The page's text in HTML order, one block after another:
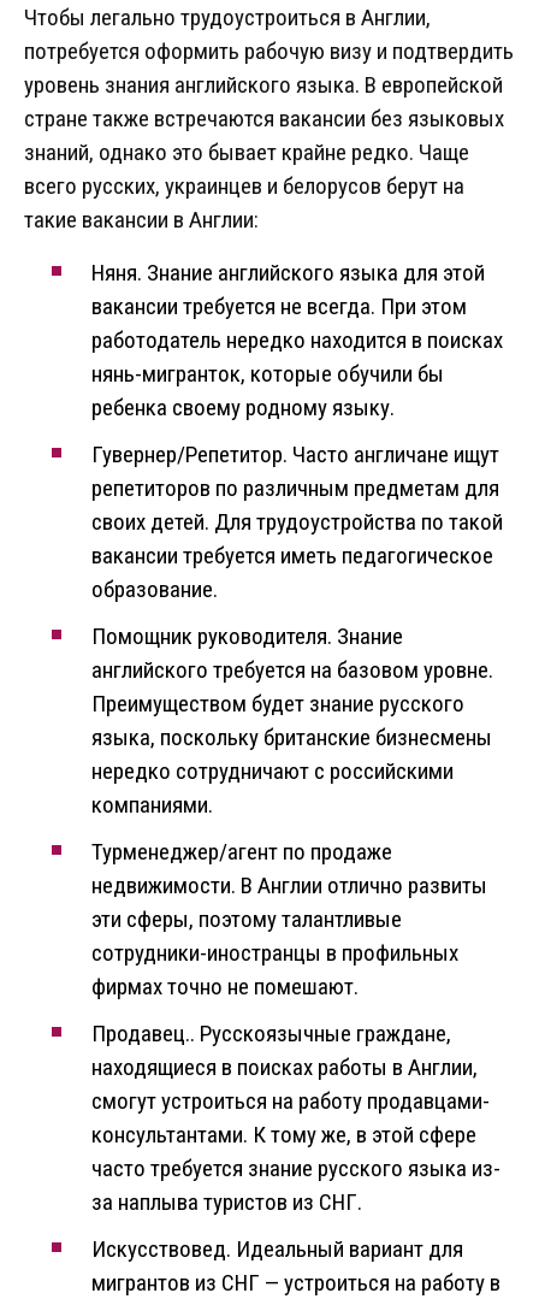
Чтобы легально трудоустроиться в Англии,
потребуется оформить рабочую визу и подтвердить
уровень знания английского языка. В европейской
стране также встречаются вакансии без языковых
знаний, однако это бывает крайне редко. Чаще
всего русских, украинцев и белорусов берут на
такие вакансии в Англии:
Няня. Знание английского языка для этой
вакансии требуется не всегда. При этом
работодатель нередко находится в поисках
нянь-мигранток, которые обучили бы
ребенка своему родному языку.
Гувернер/Репетитор. Часто англичане ищут
репетиторов по различным предметам для
своих детей. Для трудоустройства по такой
вакансии требуется иметь педагогическое
образование.
Помощник руководителя. Знание
английского требуется на базовом уровне.
Преимуществом будет знание русского
языка, поскольку британские бизнесмены
нередко сотрудничают с российскими
компаниями.
Турменеджер/агент по продаже
недвижимости. В Англии отлично развиты
эти сферы, поэтому талантливые
сотрудники-иностранцы в профильных
фирмах точно не помешают.
Продавец.. Русскоязычные граждане,
находящиеся в поисках работы в Англии,
смогут устроиться на работу продавцами-
консультантами. К тому же, в этой сфере
часто требуется знание русского языка из-
за наплыва туристов из СНГ.
Искусствовед. Идеальный вариант для
мигрантов из СНГ — устроиться на работу в